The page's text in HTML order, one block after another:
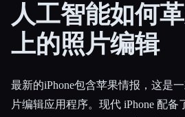
博客
所有分类
人工智能如何
上的照片编辑
最新的iPhone包含苹果情报，这是
片编辑应用程序。现代 iPhone 配